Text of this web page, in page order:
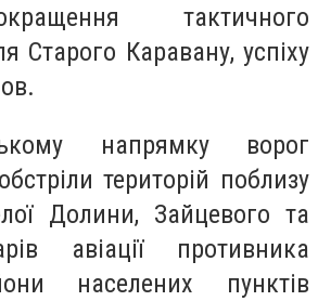
тактичного
Старого Каравану, успіху
напрямку ворог
територій поблизу
Долини, Зайцевого та
авіації противника
населених пунктів